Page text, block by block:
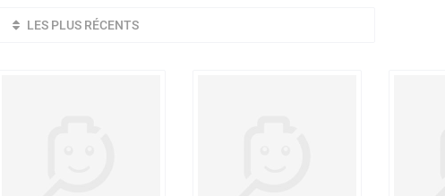
LES PLUS RÉCENTS